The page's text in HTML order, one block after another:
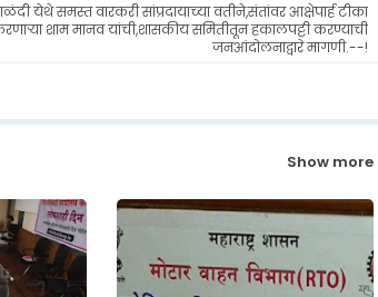
येथे समस्त वारकरी सांप्रदायाच्या वतीने,संतांवर आक्षेपार्ह टीका
शाम मानव यांची,शासकीय समितीतून हकालपट्टी करण्याची
जनआंदोलनाद्वारे मागणी.--!
Show more